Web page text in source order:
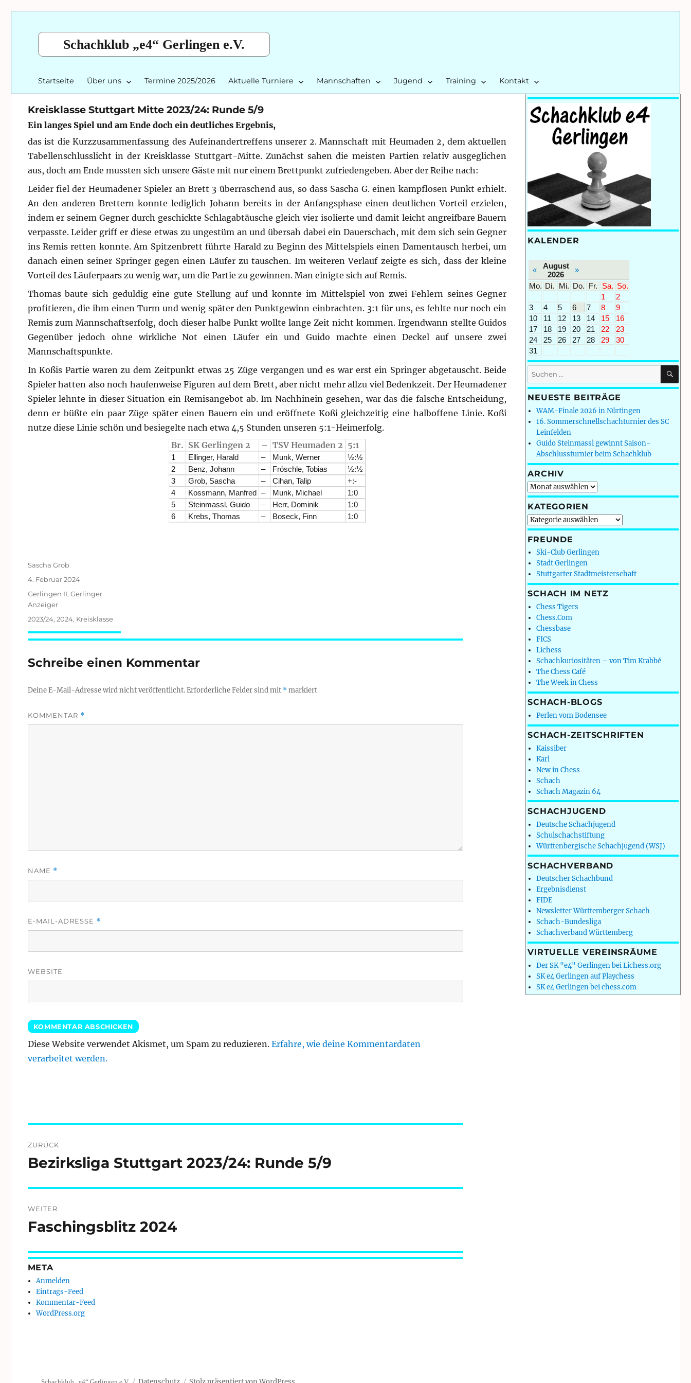
Schachklub „e4“ Gerlingen e.V.
Startseite Über uns Termine 2025/2026 Aktuelle Turniere Mannschaften Jugend Training Kontakt
Kreisklasse Stuttgart Mitte 2023/24: Runde 5/9
Ein langes Spiel und am Ende doch ein deutliches Ergebnis,
das ist die Kurzzusammenfassung des Aufeinandertreffens unserer 2. Mannschaft mit Heumaden 2, dem aktuellen
Tabellenschlusslicht in der Kreisklasse Stuttgart-Mitte. Zunächst sahen die meisten Partien relativ ausgeglichen
aus, doch am Ende mussten sich unsere Gäste mit nur einem Brettpunkt zufriedengeben. Aber der Reihe nach:
Leider fiel der Heumadener Spieler an Brett 3 überraschend aus, so dass Sascha G. einen kampflosen Punkt erhielt.
An den anderen Brettern konnte lediglich Johann bereits in der Anfangsphase einen deutlichen Vorteil erzielen,
indem er seinem Gegner durch geschickte Schlagabtäusche gleich vier isolierte und damit leicht angreifbare Bauern
verpasste. Leider griff er diese etwas zu ungestüm an und übersah dabei ein Dauerschach, mit dem sich sein Gegner
ins Remis retten konnte. Am Spitzenbrett führte Harald zu Beginn des Mittelspiels einen Damentausch herbei, um
danach einen seiner Springer gegen einen Läufer zu tauschen. Im weiteren Verlauf zeigte es sich, dass der kleine
Vorteil des Läuferpaars zu wenig war, um die Partie zu gewinnen. Man einigte sich auf Remis.
Thomas baute sich geduldig eine gute Stellung auf und konnte im Mittelspiel von zwei Fehlern seines Gegner
profitieren, die ihm einen Turm und wenig später den Punktgewinn einbrachten. 3:1 für uns, es fehlte nur noch ein
Remis zum Mannschaftserfolg, doch dieser halbe Punkt wollte lange Zeit nicht kommen. Irgendwann stellte Guidos
Gegenüber jedoch ohne wirkliche Not einen Läufer ein und Guido machte einen Deckel auf unsere zwei
Mannschaftspunkte.
In Koßis Partie waren zu dem Zeitpunkt etwas 25 Züge vergangen und es war erst ein Springer abgetauscht. Beide
Spieler hatten also noch haufenweise Figuren auf dem Brett, aber nicht mehr allzu viel Bedenkzeit. Der Heumadener
Spieler lehnte in dieser Situation ein Remisangebot ab. Im Nachhinein gesehen, war das die falsche Entscheidung,
denn er büßte ein paar Züge später einen Bauern ein und eröffnete Koßi gleichzeitig eine halboffene Linie. Koßi
nutze diese Linie schön und besiegelte nach etwa 4,5 Stunden unseren 5:1-Heimerfolg.
Br. SK Gerlingen 2 – TSV Heumaden 2 5:1
1 Ellinger, Harald – Munk, Werner
½:½
2
Benz, Johann – Fröschle, Tobias
½:½
3
Grob, Sascha – Cihan, Talip
+:-
4
Kossmann, Manfred – Munk, Michael
1:0
5
Steinmassl, Guido – Herr, Dominik
1:0
6
Krebs, Thomas – Boseck, Finn 1:0
Autor
Sascha Grob
Veröffentlicht
am
4. Februar 2024
Kategorien
Gerlingen II, Gerlinger
Anzeiger
Schlagwörter
2023/24, 2024, Kreisklasse
Schreibe einen Kommentar
Deine E-Mail-Adresse wird nicht veröffentlicht. Erforderliche Felder sind mit *markiert
KOMMENTAR *
NAME *
E-MAIL-ADRESSE *
WEBSITE
Diese Website verwendet Akismet, um Spam zu reduzieren. Erfahre, wie deine Kommentardaten
verarbeitet werden.
ZURÜCK
Vorheriger
Bezirksliga Stuttgart 2023/24: Runde 5/9
WEITER
Nächster
Faschingsblitz 2024
META
Anmelden
Eintrags-Feed
Kommentar-Feed
WordPress.org
KALENDER
«
August
2026
»
Mo. Di. Mi. Do. Fr. Sa. So.
1
2
3
4 5 6 7 8
9
10
11 12 13 14 15
16
17
18 19 20 21 22
23
24
25 26 27 28 29
30
31
Suchen
nach:
NEUESTE BEITRÄGE
WAM-Finale 2026 in Nürtingen
16. Sommerschnellschachturnier des SC
Leinfelden
Guido Steinmassl gewinnt Saison-
Abschlussturnier beim Schachklub
ARCHIV
Archiv
KATEGORIEN
Kategorien
FREUNDE
Ski-Club Gerlingen
Stadt Gerlingen
Stuttgarter Stadtmeisterschaft
SCHACH IM NETZ
Chess Tigers
Chess.Com
Chessbase
FICS
Lichess
Schachkuriositäten – von Tim Krabbé
The Chess Café
The Week in Chess
SCHACH-BLOGS
Perlen vom Bodensee
SCHACH-ZEITSCHRIFTEN
Kaissiber
Karl
New in Chess
Schach
Schach Magazin 64
SCHACHJUGEND
Deutsche Schachjugend
Schulschachstiftung
Württenbergische Schachjugend (WSJ)
SCHACHVERBAND
Deutscher Schachbund
Ergebnisdienst
FIDE
Newsletter Württemberger Schach
Schach-Bundesliga
Schachverband Württemberg
VIRTUELLE VEREINSRÄUME
Der SK "e4" Gerlingen bei Lichess.org
SK e4 Gerlingen auf Playchess
SK e4 Gerlingen bei chess.com